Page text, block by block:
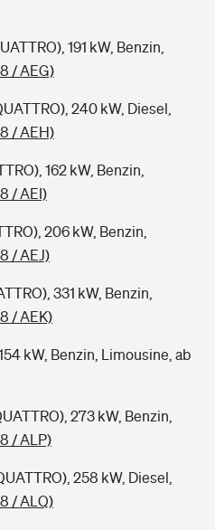
191 kW, Benzin,
/ AEG)
240 kW, Diesel,
/ AEH)
162 kW, Benzin,
/ AEI)
206 kW, Benzin,
/ AEJ)
331 kW, Benzin,
/ AEK)
kW, Benzin, Limousine, ab
273 kW, Benzin,
/ ALP)
258 kW, Diesel,
/ ALQ)